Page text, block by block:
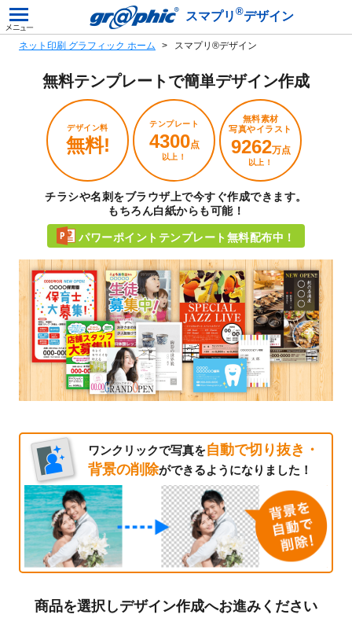
スマプリ ®デザイン
ネット印刷 グラフィック ホーム スマプリ®デザイン
無料テンプレートで簡単デザイン作成
デザイン料
無料!
テンプレート
4300点
以上！
無料素材
写真やイラスト
9262万点
以上！
チラシや名刺をブラウザ上で今すぐ作成できます。
もちろん白紙からも可能！
パワーポイントテンプレート無料配布中！
ワンクリックで写真を自動で切り抜き・
背景の削除ができるようになりました！
商品を選択しデザイン作成へお進みください